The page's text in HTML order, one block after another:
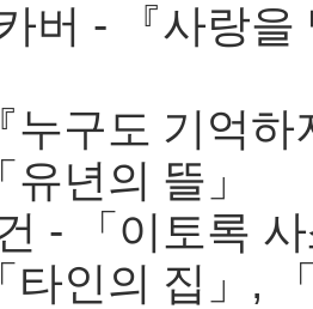
버 - 『사랑
누구도 기억하
년의 뜰」
- 「이토록
타인의 집」,